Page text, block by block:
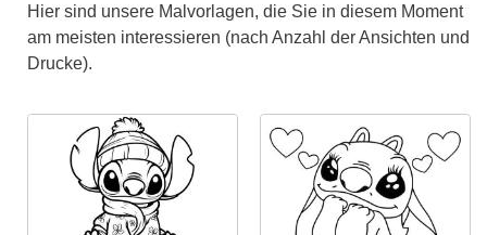
Hier sind unsere Malvorlagen, die Sie in diesem Moment
am meisten interessieren (nach Anzahl der Ansichten und
Drucke).